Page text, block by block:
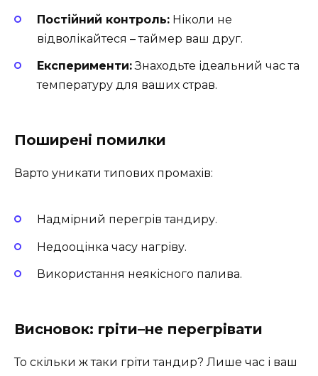
Постійний контроль: Ніколи не
відволікайтеся – таймер ваш друг.
Експерименти:Знаходьте ідеальний час та
температуру для ваших страв.
Поширені помилки
Варто уникати типових промахів:
Надмірний перегрів тандиру.
Недооцінка часу нагріву.
Використання неякісного палива.
Висновок: гріти–не перегрівати
То скільки ж таки гріти тандир? Лише час і ваш